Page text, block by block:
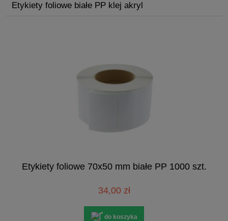
Etykiety foliowe białe PP klej akryl
Etykiety foliowe 70x50 mm białe PP 1000 szt.
34,00 zł
do koszyka